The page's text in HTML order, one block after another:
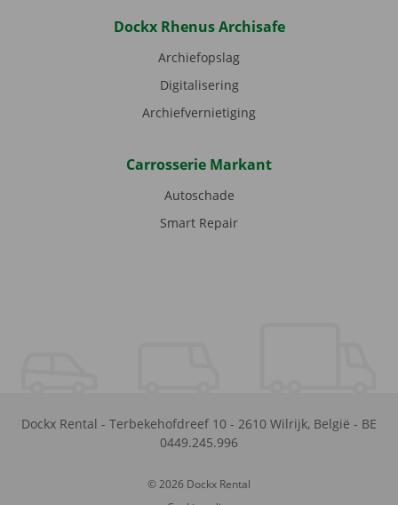
Dockx Rhenus Archisafe
Archiefopslag
Digitalisering
Archiefvernietiging
Carrosserie Markant
Autoschade
Smart Repair
Dockx Rental - Terbekehofdreef 10 - 2610 Wilrijk, België - BE
0449.245.996
© 2026 Dockx Rental